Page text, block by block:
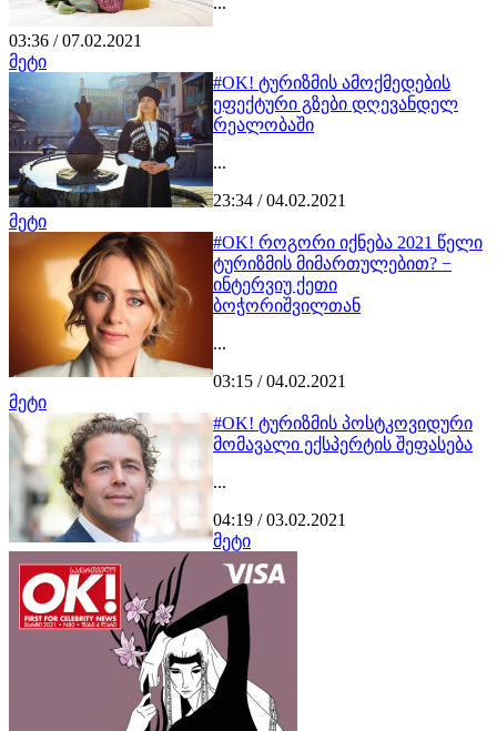
03:36 / 07.02.2021
მეტი
#OK! ტურიზმის ამოქმედების
ეფექტური გზები დღევანდელ
რეალობაში
...
23:34 / 04.02.2021
მეტი
#OK! როგორი იქნება 2021 წელი
ტურიზმის მიმართულებით? −
ინტერვიუ ქეთი
ბოჭორიშვილთან
...
03:15 / 04.02.2021
მეტი
#OK! ტურიზმის პოსტკოვიდური
მომავალი ექსპერტის შეფასება
...
04:19 / 03.02.2021
მეტი